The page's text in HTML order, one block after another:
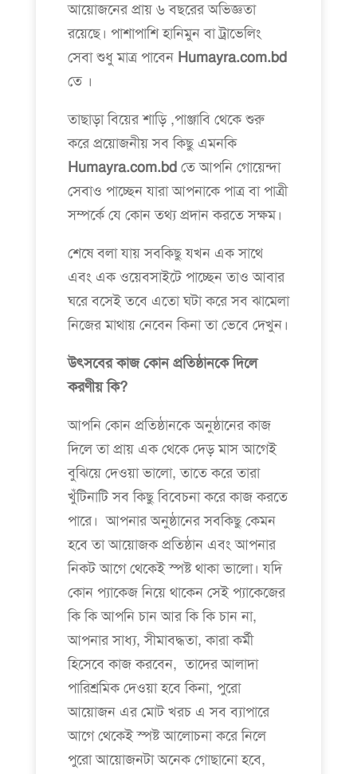
আয়োজনের প্রায় ৬ বছরের অভিজ্ঞতা
রয়েছে। পাশাপাশি হানিমুন বা ট্রাভেলিং
সেবা শুধু মাত্র পাবেন Humayra.com.bd
তে ।
তাছাড়া বিয়ের শাড়ি ,পাঞ্জাবি থেকে শুরু
করে প্রয়োজনীয় সব কিছু এমনকি
Humayra.com.bdতে আপনি গোয়েন্দা
সেবাও পাচ্ছেন যারা আপনাকে পাত্র বা পাত্রী
সম্পর্কে যে কোন তথ্য প্রদান করতে সক্ষম।
শেষে বলা যায় সবকিছু যখন এক সাথে
এবং এক ওয়েবসাইটে পাচ্ছেন তাও আবার
ঘরে বসেই তবে এতো ঘটা করে সব ঝামেলা
নিজের মাথায় নেবেন কিনা তা ভেবে দেখুন।
উৎসবের কাজ কোন প্রতিষ্ঠানকে দিলে
করণীয় কি?
আপনি কোন প্রতিষ্ঠানকে অনুষ্ঠানের কাজ
দিলে তা প্রায় এক থেকে দেড় মাস আগেই
বুঝিয়ে দেওয়া ভালো, তাতে করে তারা
খুঁটিনাটি সব কিছু বিবেচনা করে কাজ করতে
পারে। আপনার অনুষ্ঠানের সবকিছু কেমন
হবে তা আয়োজক প্রতিষ্ঠান এবং আপনার
নিকট আগে থেকেই স্পষ্ট থাকা ভালো। যদি
কোন প্যাকেজ নিয়ে থাকেন সেই প্যাকেজের
কি কি আপনি চান আর কি কি চান না,
আপনার সাধ্য, সীমাবদ্ধতা, কারা কর্মী
হিসেবে কাজ করবেন, তাদের আলাদা
পারিশ্রমিক দেওয়া হবে কিনা, পুরো
আয়োজন এর মোট খরচ এ সব ব্যাপারে
আগে থেকেই স্পষ্ট আলোচনা করে নিলে
পুরো আয়োজনটা অনেক গোছানো হবে,